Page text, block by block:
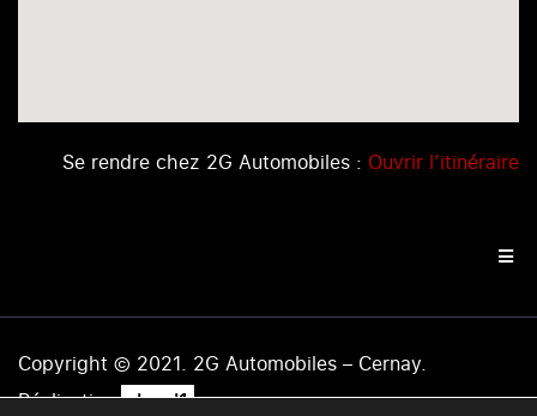
Se rendre chez 2G Automobiles : Ouvrir l’itinéraire
Copyright © 2021. 2G Automobiles – Cernay.
Réalisation .level1